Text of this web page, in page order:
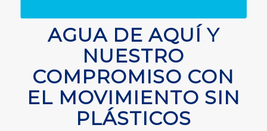
AGUA DE AQUÍ Y
NUESTRO
COMPROMISO CON
EL MOVIMIENTO SIN
PLÁSTICOS